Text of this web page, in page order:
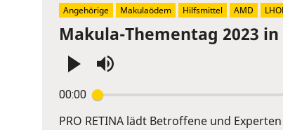
Makula-Thementag 2023
00:00
Enter
or
PRO RETINA lädt Betroffene und
Angehörige Makulaödem Hilfsmittel AMD